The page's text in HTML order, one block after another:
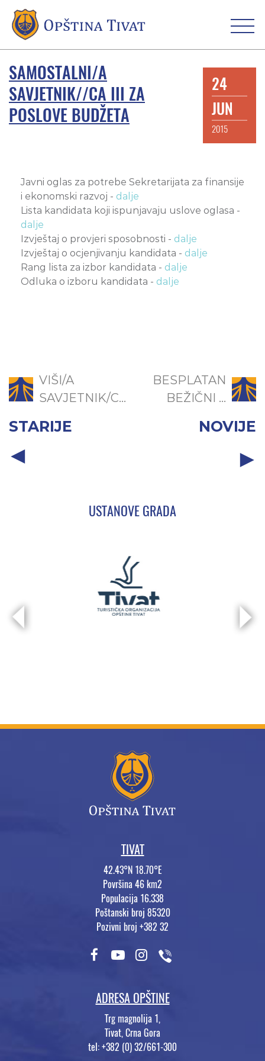
SAMOSTALNI/A
SAVJETNIK//CA III ZA
POSLOVE BUDŽETA
24
JUN
2015
Javni oglas za potrebe Sekretarijata za finansije
i ekonomski razvoj - dalje
Lista kandidata koji ispunjavaju uslove oglasa -
dalje
Izvještaj o provjeri sposobnosti - dalje
Izvještaj o ocjenjivanju kandidata - dalje
Rang lista za izbor kandidata - dalje
Odluka o izboru kandidata - dalje
VIŠI/A
SAVJETNIK/C...
STARIJE
BESPLATAN
BEŽIČNI ...
NOVIJE
USTANOVE GRADA
TIVAT
42.43°N 18.70°E
Površina 46 km2
Populacija 16.338
Poštanski broj 85320
Pozivni broj +382 32
ADRESA OPŠTINE
Trg magnolija 1,
Tivat, Crna Gora
tel: +382 (0) 32/661-300